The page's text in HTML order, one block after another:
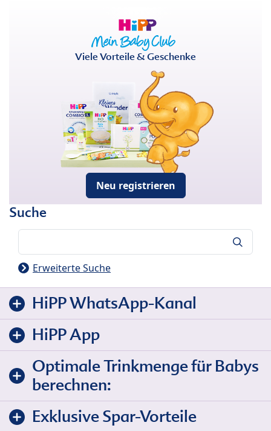
Viele Vorteile & Geschenke
Neu registrieren
Suche
Erweiterte Suche
HiPP WhatsApp-Kanal
HiPP App
Optimale Trinkmenge für Babys
berechnen:
Exklusive Spar-Vorteile